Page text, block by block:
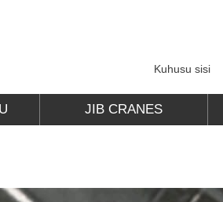
Kuhusu sisi
JIB CRANES